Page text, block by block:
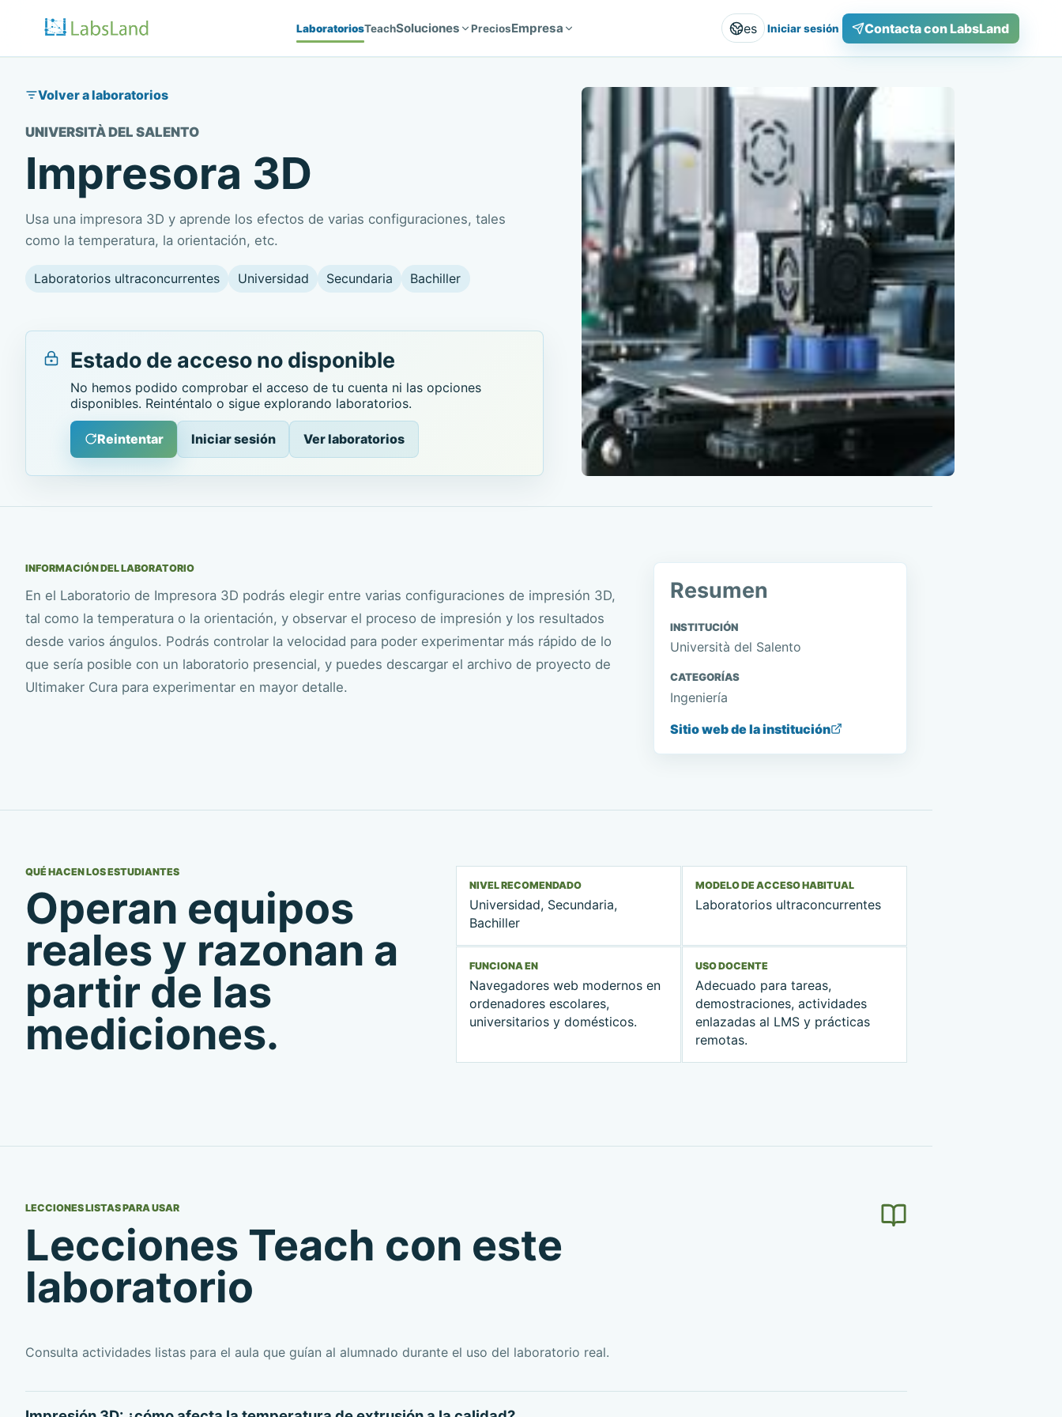
LaboratoriosTeachSoluciones PreciosEmpresa es Iniciar sesión Contacta con LabsLand
Volver a laboratorios
UNIVERSITÀ DEL SALENTO
Impresora 3D
Usa una impresora 3D y aprende los efectos de varias configuraciones, tales
como la temperatura, la orientación, etc.
Laboratorios ultraconcurrentes Universidad Secundaria Bachiller
Estado de acceso no disponible
No hemos podido comprobar el acceso de tu cuenta ni las opciones
disponibles. Reinténtalo o sigue explorando laboratorios.
Reintentar Iniciar sesión Ver laboratorios
INFORMACIÓN DEL LABORATORIO
En el Laboratorio de Impresora 3D podrás elegir entre varias configuraciones de impresión 3D,
tal como la temperatura o la orientación, y observar el proceso de impresión y los resultados
desde varios ángulos. Podrás controlar la velocidad para poder experimentar más rápido de lo
que sería posible con un laboratorio presencial, y puedes descargar el archivo de proyecto de
Ultimaker Cura para experimentar en mayor detalle.
Resumen
INSTITUCIÓN
Università del Salento
CATEGORÍAS
Ingeniería
Sitio web de la institución
QUÉ HACEN LOS ESTUDIANTES
Operan equipos
reales y razonan a
partir de las
mediciones.
NIVEL RECOMENDADO
Universidad, Secundaria,
Bachiller
MODELO DE ACCESO HABITUAL
Laboratorios ultraconcurrentes
FUNCIONA EN
Navegadores web modernos en
ordenadores escolares,
universitarios y domésticos.
USO DOCENTE
Adecuado para tareas,
demostraciones, actividades
enlazadas al LMS y prácticas
remotas.
LECCIONES LISTAS PARA USAR
Lecciones Teach con este
laboratorio
Consulta actividades listas para el aula que guían al alumnado durante el uso del laboratorio real.